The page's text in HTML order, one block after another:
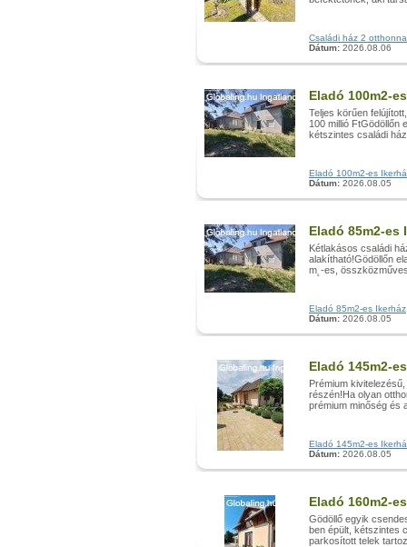
Családi ház 2
Dátum: 2026.08.06
Eladó 100m2-
Teljes körűen
100 millió FtGödöllőn
kétszintes családi
Eladó 100m2-es
Dátum: 2026.08.05
Eladó 85m2-es
Kétlakásos családi
alakítható!Gödöllőn
m˛-es,
Eladó 85m2-es
Dátum: 2026.08.05
Eladó 145m2-
Prémium
részén!Ha olyan
prémium minőség és
Eladó 145m2-es
Dátum: 2026.08.05
Eladó 160m2-
Gödöllő egyik
ben épült, kétszintes
parkosított telek